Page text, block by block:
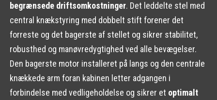
begrænsede driftsomkostninger. Det leddelte stel med
central knækstyring med dobbelt stift forener det
forreste og det bagerste af stellet og sikrer stabilitet,
robusthed og manøvredygtighed ved alle bevægelser.
Den bagerste motor installeret på langs og den centrale
knækkede arm foran kabinen letter adgangen i
forbindelse med vedligeholdelse og sikrer et optimalt